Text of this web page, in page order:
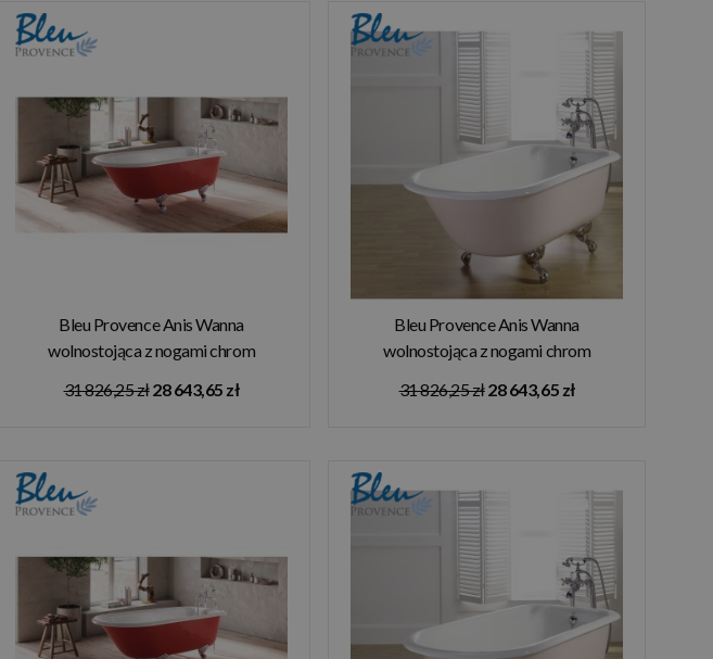
Bleu Provence Anis Wanna
wolnostojąca z nogami chrom
31 826,25 zł28 643,65 zł
Bleu Provence Anis Wanna
wolnostojąca z nogami chrom
31 826,25 zł28 643,65 zł